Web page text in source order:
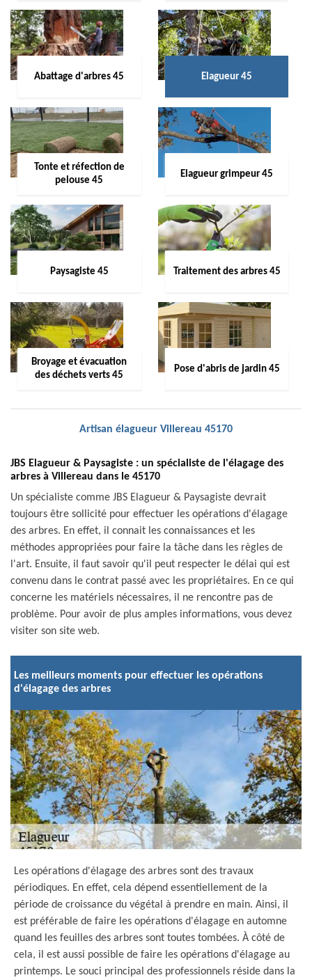
Abattage d'arbres 45 Elagueur 45
Tonte et réfection de
pelouse 45
Elagueur grimpeur 45
Paysagiste 45 Traitement des arbres 45
Broyage et évacuation
des déchets verts 45
Pose d'abris de jardin 45
Artisan élagueur Villereau 45170
JBS Elagueur & Paysagiste : un spécialiste de l'élagage des
arbres à Villereau dans le 45170
Un spécialiste comme JBS Elagueur & Paysagiste devrait
toujours être sollicité pour effectuer les opérations d'élagage
des arbres. En effet, il connait les connaissances et les
méthodes appropriées pour faire la tâche dans les règles de
l'art. Ensuite, il faut savoir qu'il peut respecter le délai qui est
convenu dans le contrat passé avec les propriétaires. En ce qui
concerne les matériels nécessaires, il ne rencontre pas de
problème. Pour avoir de plus amples informations, vous devez
visiter son site web.
Les meilleurs moments pour effectuer les opérations
d'élagage des arbres
Les opérations d'élagage des arbres sont des travaux
périodiques. En effet, cela dépend essentiellement de la
période de croissance du végétal à prendre en main. Ainsi, il
est préférable de faire les opérations d'élagage en automne
quand les feuilles des arbres sont toutes tombées. À côté de
cela, il est aussi possible de faire les opérations d'élagage au
printemps. Le souci principal des professionnels réside dans la